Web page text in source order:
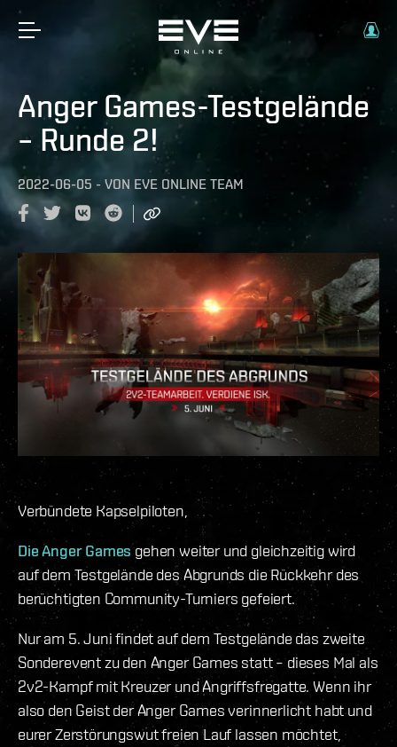
Anger Games-Testgelände
– Runde 2!
2022-06-05 - VON EVE ONLINE TEAM
Verbündete Kapselpiloten,
Die Anger Gamesgehen weiter und gleichzeitig wird
auf dem Testgelände des Abgrunds die Rückkehr des
berüchtigten Community-Turniers gefeiert.
Nur am 5. Juni findet auf dem Testgelände das zweite
Sonderevent zu den Anger Games statt – dieses Mal als
2v2-Kampf mit Kreuzer und Angriffsfregatte. Wenn ihr
also den Geist der Anger Games verinnerlicht habt und
eurer Zerstörungswut freien Lauf lassen möchtet,